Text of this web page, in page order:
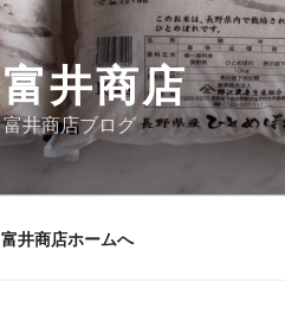
富井商店
富井商店ブログ
富井商店ホームへ